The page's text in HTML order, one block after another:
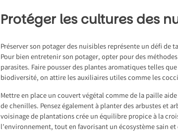
Protéger les cultures des
Préserver son potager des nuisibles représente un défi
Pour bien entretenir son potager, opter pour des
parasites. Faire pousser des plantes aromatiques telles
biodiversité, on attire les auxiliaires utiles comme les
Mettre en place un couvert végétal comme de la paille
de chenilles. Pensez également à planter des arbustes et
voisinage de plantations crée un équilibre propice à la
l’environnement, tout en favorisant un écosystème sain